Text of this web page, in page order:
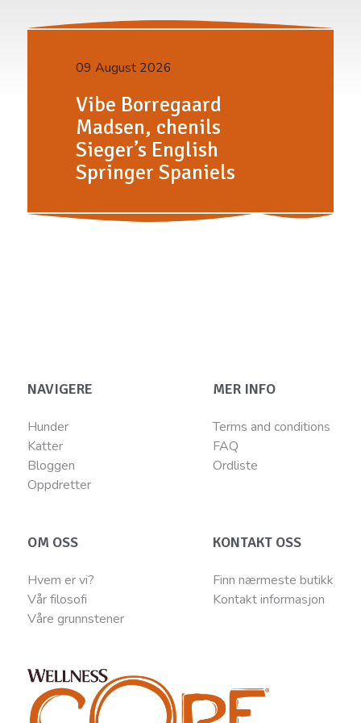
09 August 2026
Vibe Borregaard
Madsen, chenils
Sieger’s English
Springer Spaniels
NAVIGERE
Hunder
Katter
Bloggen
Oppdretter
MER INFO
Terms and conditions
FAQ
Ordliste
OM OSS
Hvem er vi?
Vår filosofi
Våre grunnstener
KONTAKT OSS
Finn nærmeste butikk
Kontakt informasjon